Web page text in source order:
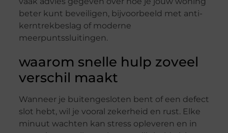
beter kunt beveiligen, bijvoorbeeld met anti-
kerntrekbeslag of moderne
meerpuntssluitingen.
waarom snelle hulp zoveel
verschil maakt
Wanneer je buitengesloten bent of een defect
slot hebt, wil je vooral zekerheid en rust. Elke
minuut wachten kan stress opleveren en in